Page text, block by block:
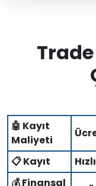
🤖 Kayıt
Maliyeti
📋 Kayıt
💰 Finansal